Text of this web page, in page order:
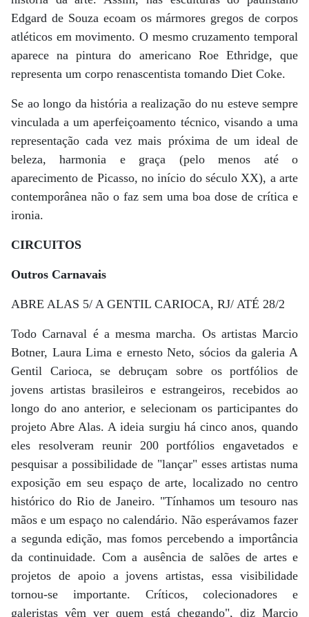
Edgard de Souza ecoam os mármores gregos de corpos
atléticos em movimento. O mesmo cruzamento temporal
aparece na pintura do americano Roe Ethridge, que
representa um corpo renascentista tomando Diet Coke.
Se ao longo da história a realização do nu esteve sempre
vinculada a um aperfeiçoamento técnico, visando a uma
representação cada vez mais próxima de um ideal de
beleza, harmonia e graça (pelo menos até o
aparecimento de Picasso, no início do século XX), a arte
contemporânea não o faz sem uma boa dose de crítica e
ironia.
CIRCUITOS
Outros Carnavais
ABRE ALAS 5/ A GENTIL CARIOCA, RJ/ ATÉ 28/2
Todo Carnaval é a mesma marcha. Os artistas Marcio
Botner, Laura Lima e ernesto Neto, sócios da galeria A
Gentil Carioca, se debruçam sobre os portfólios de
jovens artistas brasileiros e estrangeiros, recebidos ao
longo do ano anterior, e selecionam os participantes do
projeto Abre Alas. A ideia surgiu há cinco anos, quando
eles resolveram reunir 200 portfólios engavetados e
pesquisar a possibilidade de "lançar" esses artistas numa
exposição em seu espaço de arte, localizado no centro
histórico do Rio de Janeiro. "Tínhamos um tesouro nas
mãos e um espaço no calendário. Não esperávamos fazer
a segunda edição, mas fomos percebendo a importância
da continuidade. Com a ausência de salões de artes e
projetos de apoio a jovens artistas, essa visibilidade
tornou-se importante. Críticos, colecionadores e
galeristas vêm ver quem está chegando", diz Marcio